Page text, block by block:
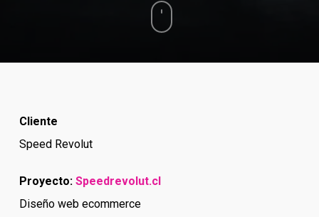
Cliente
Speed Revolut
Proyecto:Speedrevolut.cl
Diseño web ecommerce